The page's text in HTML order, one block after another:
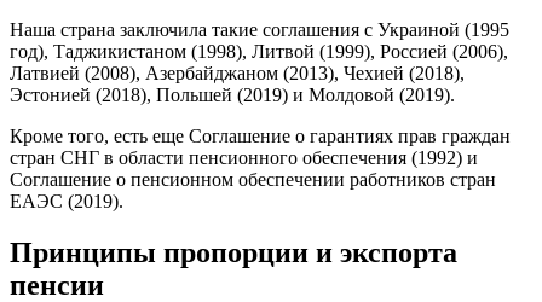
Наша страна заключила такие соглашения с Украиной (1995
год), Таджикистаном (1998), Литвой (1999), Россией (2006),
Латвией (2008), Азербайджаном (2013), Чехией (2018),
Эстонией (2018), Польшей (2019) и Молдовой (2019).
Кроме того, есть еще Соглашение о гарантиях прав граждан
стран СНГ в области пенсионного обеспечения (1992) и
Соглашение о пенсионном обеспечении работников стран
ЕАЭС (2019).
Принципы пропорции и экспорта
пенсии